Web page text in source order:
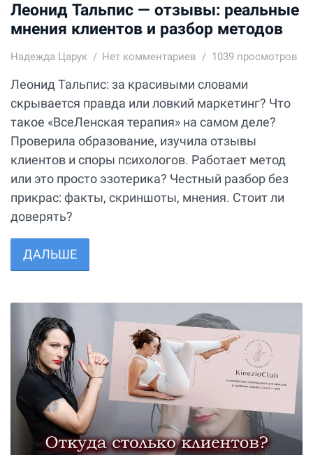
Леонид Тальпис — отзывы: реальные
мнения клиентов и разбор методов
Надежда Царук Нет комментариев 1039 просмотров
Леонид Тальпис: за красивыми словами
скрывается правда или ловкий маркетинг? Что
такое «ВсеЛенская терапия» на самом деле?
Проверила образование, изучила отзывы
клиентов и споры психологов. Работает метод
или это просто эзотерика? Честный разбор без
прикрас: факты, скриншоты, мнения. Стоит ли
доверять?
ДАЛЬШЕ